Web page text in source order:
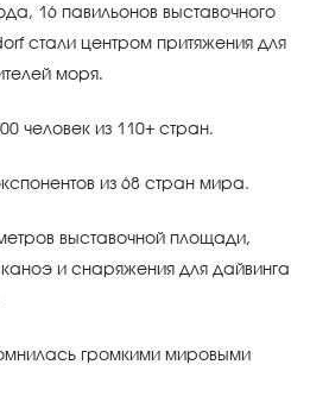
16 павильонов выставочного
стали центром притяжения для
моря.
человек из 110+ стран.
из 68 стран мира.
выставочной площади,
и снаряжения для дайвинга
громкими мировыми